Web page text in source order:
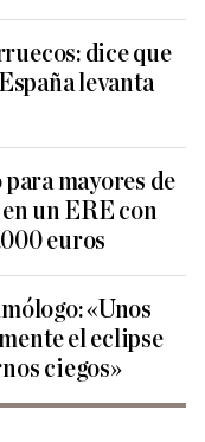
dice que
levanta
mayores de
un ERE con
euros
«Unos
el eclipse
ciegos»